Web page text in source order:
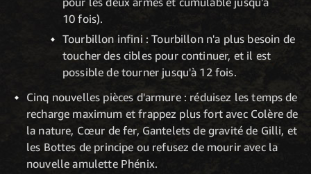
10 fois).
Tourbillon infini : Tourbillon n'a plus besoin de
toucher des cibles pour continuer, et il est
possible de tourner jusqu'à 12 fois.
Cinq nouvelles pièces d'armure : réduisez les temps de
recharge maximum et frappez plus fort avec Colère de
la nature, Cœur de fer, Gantelets de gravité de Gilli, et
les Bottes de principe ou refusez de mourir avec la
nouvelle amulette Phénix.